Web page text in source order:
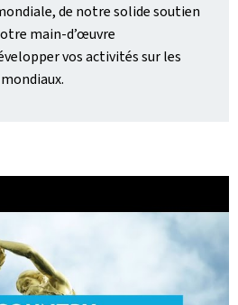
de notre solide soutien
main-d’œuvre
vos activités sur les